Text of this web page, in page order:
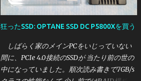
狂ったSSD: OPTANE SSD DC P5800Xを買う
しばらく家のメインPCをいじっていない
間に、PCIe 4.0接続のSSDが 当たり前の世の
中になっていました。順次読み書きで7GB/s